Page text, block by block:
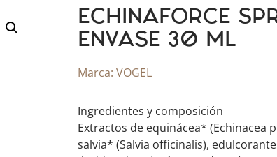
ECHINAFORCE
ENVASE 30 ML
Marca: VOGEL
Ingredientes y composición
Extractos de equinácea* (Echinacea
salvia* (Salvia officinalis),